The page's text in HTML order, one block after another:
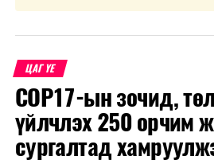
УНШСАН: 1575
ЦАГ ҮЕ
COP17-ын зочид,
үйлчлэх 250 орчим
сургалтад